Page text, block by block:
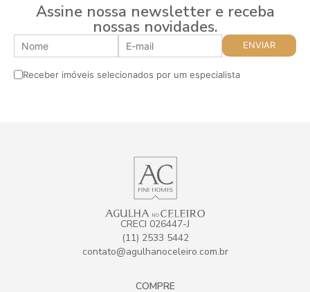
Assine nossa newsletter e receba
nossas novidades.
Receber imóveis selecionados por um especialista
CRECI 026447-J
(11) 2533 5442
contato@agulhanoceleiro.com.br
COMPRE